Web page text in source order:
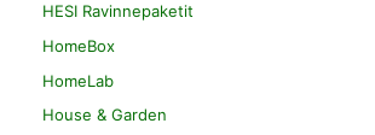
HESI Ravinnepaketit
HomeBox
HomeLab
House & Garden